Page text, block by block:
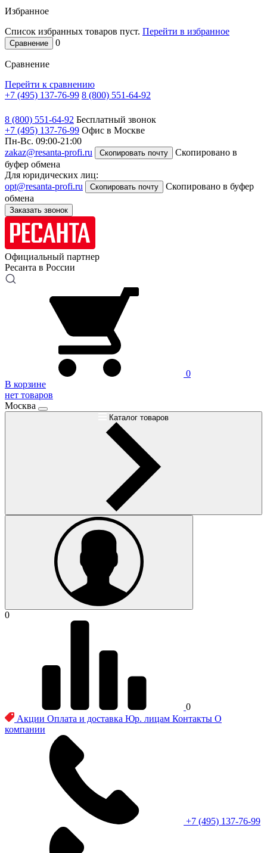
Избранное
Список избранных товаров пуст. Перейти в избранное
Сравнение 0
Сравнение
Перейти к сравнению
+7 (495) 137-76-99 8 (800) 551-64-92
8 (800) 551-64-92 Бесплатный звонок
+7 (495) 137-76-99 Офис в Москве
Пн-Вс. 09:00-21:00
zakaz@resanta-profi.ru
Скопировать почту
Скопировано в
буфер обмена
Для юридических лиц:
opt@resanta-profi.ru
Скопировать почту
Скопировано в буфер
обмена
Заказать звонок
Официальный партнер
Ресанта в России
0
В корзине
нет товаров
Москва
Каталог товаров
0
0
Акции Оплата и доставка Юр. лицам Контакты О
компании
+7 (495) 137-76-99